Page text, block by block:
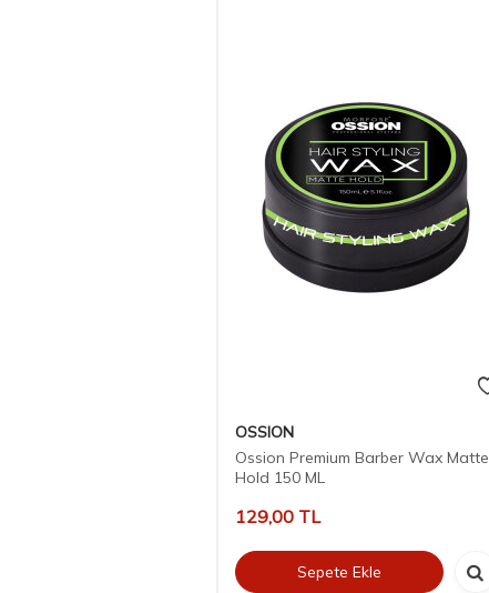
OSSION
Ossion Premium Barber Wax Matte
Hold 150 ML
129,00 TL
Sepete Ekle